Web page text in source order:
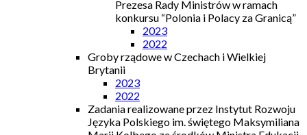
Prezesa Rady Ministrów w ramach
konkursu “Polonia i Polacy za Granicą”
2023
2022
Groby rządowe w Czechach i Wielkiej
Brytanii
2023
2022
Zadania realizowane przez Instytut Rozwoju
Języka Polskiego im. świętego Maksymiliana